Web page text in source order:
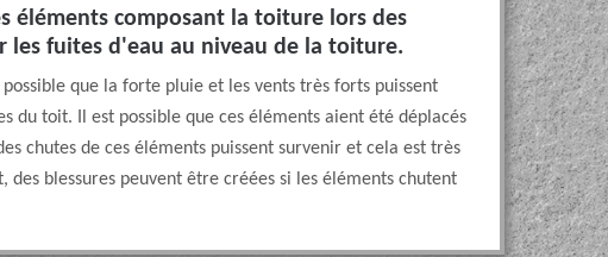
éléments composant la toiture lors des
les fuites d'eau au niveau de la toiture.
que la forte pluie et les vents très forts puissent
du toit. Il est possible que ces éléments aient été déplacés
chutes de ces éléments puissent survenir et cela est très
blessures peuvent être créées si les éléments chutent